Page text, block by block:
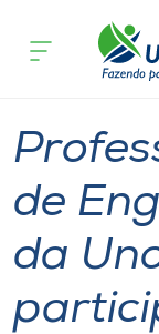
Cursos
Pesquisa
Atendimento
Portal de Ensino
acontece
de
da